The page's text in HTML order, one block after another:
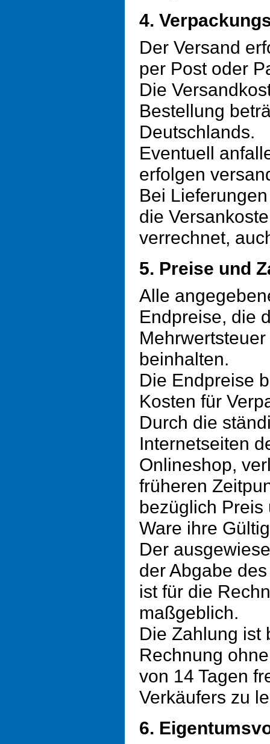
4.
Der Versand
per Post oder
Die
Bestellung
Deutschlands.
Eventuell
erfolgen
Bei
die
verrechnet,
5. Preise und
Alle
Endpreise, die
beinhalten.
Die Endpreise
Kosten für
Durch die
Internetseiten
Onlineshop,
früheren
bezüglich Preis
Ware ihre
Der
der Abgabe
ist für die
maßgeblich.
Die Zahlung ist
Rechnung
von 14 Tagen
Verkäufers zu
6.